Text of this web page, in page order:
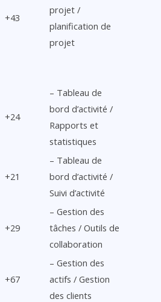
+43
projet /
planification de
projet
+24
– Tableau de
bord d’activité /
Rapports et
statistiques
+21
– Tableau de
bord d’activité /
Suivi d’activité
+29
– Gestion des
tâches / Outils de
collaboration
+67
– Gestion des
actifs / Gestion
des clients